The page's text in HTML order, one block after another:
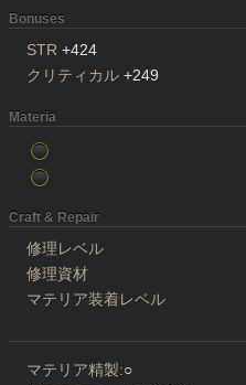
Bonuses
STR +424
クリティカル +249
Materia
Craft & Repair
修理レベル
修理資材
マテリア装着レベル
マテリア精製:○